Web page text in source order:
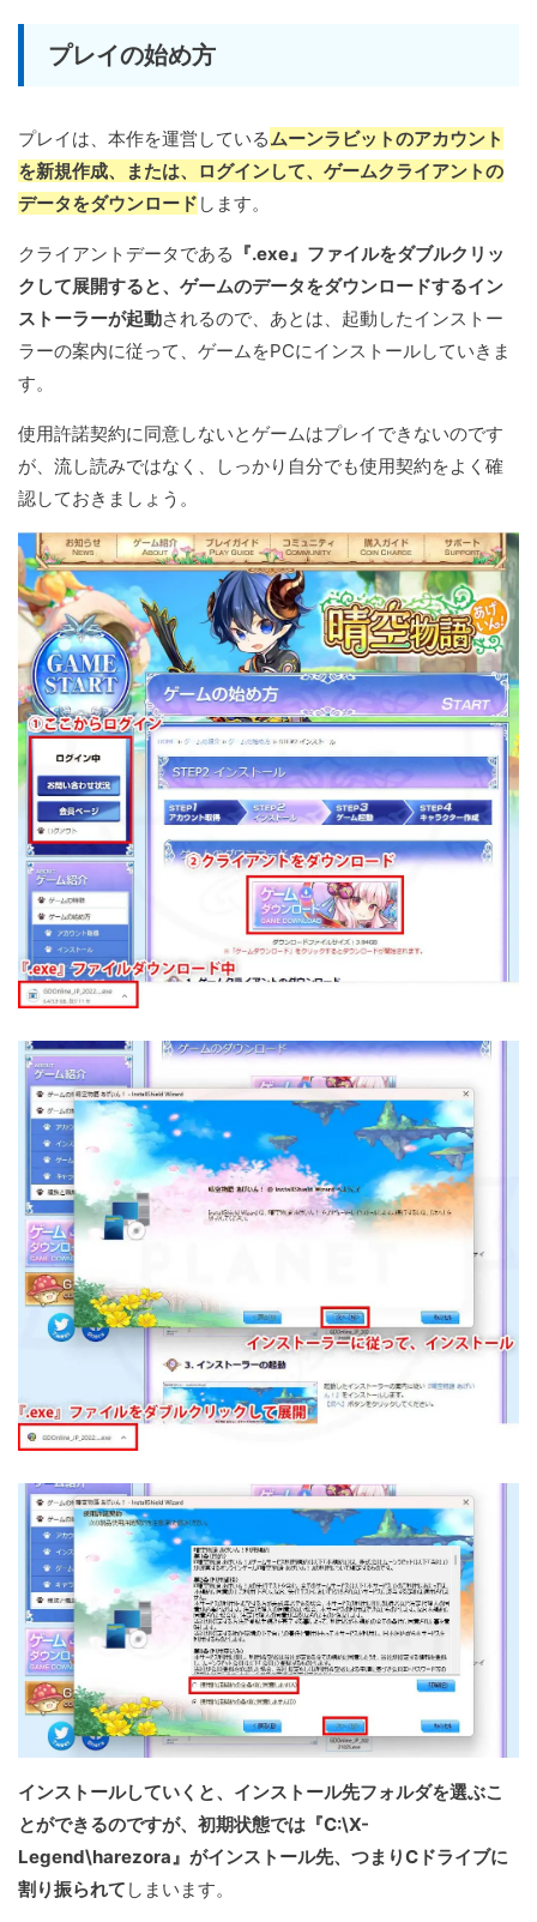
プレイの始め方
プレイは、本作を運営しているムーンラビットのアカウント
を新規作成、または、ログインして、ゲームクライアントの
データをダウンロード します。
クライアントデータである 『.exe』ファイルをダブルクリッ
クして展開すると、ゲームのデータをダウンロードするイン
ストーラーが起動されるので、あとは、起動したインストー
ラーの案内に従って、ゲームをPCにインストールしていきま
す。
使用許諾契約に同意しないとゲームはプレイできないのです
が、流し読みではなく、しっかり自分でも使用契約をよく確
認しておきましょう。
インストールしていくと、インストール先フォルダを選ぶこ
とができるのですが、初期状態では『C:\X-
Legend\harezora』がインストール先、つまりCドライブに
割り振られて しまいます。